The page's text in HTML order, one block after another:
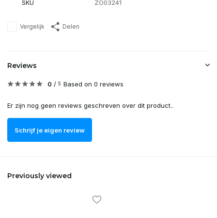
SKU ZO03241
Vergelijk Delen
Reviews
0 / 5 Based on 0 reviews
Er zijn nog geen reviews geschreven over dit product..
Schrijf je eigen review
Previously viewed